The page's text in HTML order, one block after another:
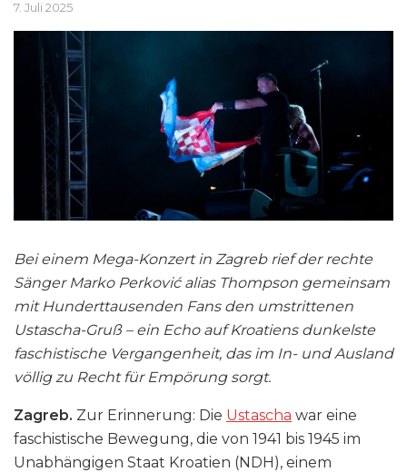
7. Juli 2025
Bei einem Mega-Konzert in Zagreb rief der rechte
Sänger Marko Perković alias Thompson gemeinsam
mit Hunderttausenden Fans den umstrittenen
Ustascha-Gruß – ein Echo auf Kroatiens dunkelste
faschistische Vergangenheit, das im In- und Ausland
völlig zu Recht für Empörung sorgt.
Zagreb. Zur Erinnerung: Die Ustascha war eine
faschistische Bewegung, die von 1941 bis 1945 im
Unabhängigen Staat Kroatien (NDH), einem